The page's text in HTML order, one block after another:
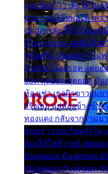
และต้องรู้ว่า เด็กใต้ไม่ธ
ยวน กวนโอ๊ยพอได้ เพร
เข้ามหาลัย จิ๊กโก๊มองห
เรื่องแน่นอน แต่ฉันไม่ห
พรั่นพรือ มันตอบว่าไม่พ
ด้วยกัน ก็เลยรอด สุดย
ยอด สุดยอด สุดยอด มั
ห้องเช่า เธอผิวขาวผม
จริงเธอ อยู่ห้องข้างข้าง
ทองแดง กลับจากรามม
สองเรา เจอะกันครั้งใด
ต้องให้ใส่ลีวายส์ สุดยอ
มันสุดยอด มันสุดยอด
มันสุดยอด มันสุดยอด มั